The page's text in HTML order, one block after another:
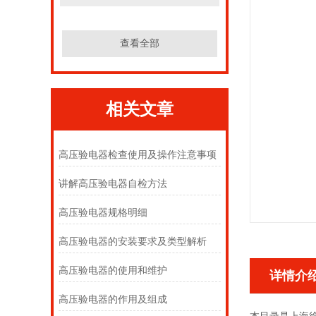
查看全部
相关文章
高压验电器检查使用及操作注意事项
讲解高压验电器自检方法
高压验电器规格明细
高压验电器的安装要求及类型解析
高压验电器的使用和维护
高压验电器的作用及组成
详情介